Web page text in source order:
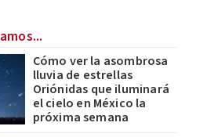
Cómo ver la asombrosa
lluvia de estrellas
Oriónidas que iluminará
el cielo en México la
próxima semana